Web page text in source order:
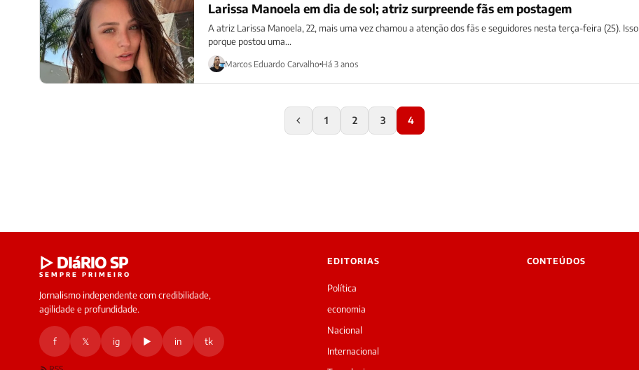
Larissa Manoela em dia de sol; atriz surpreende fãs em postagem
A atriz Larissa Manoela, 22, mais uma vez chamou a atenção dos fãs e seguidores nesta terça-feira (25). Isso
porque postou uma...
Marcos Eduardo Carvalho Há 3 anos
1 2 3 4
▷ DIáRIO SP
SEMPRE PRIMEIRO
Jornalismo independente com credibilidade,
agilidade e profundidade.
f 𝕏 ig ▶ in tk
EDITORIAS
Política
economia
Nacional
Internacional
CONTEÚDOS